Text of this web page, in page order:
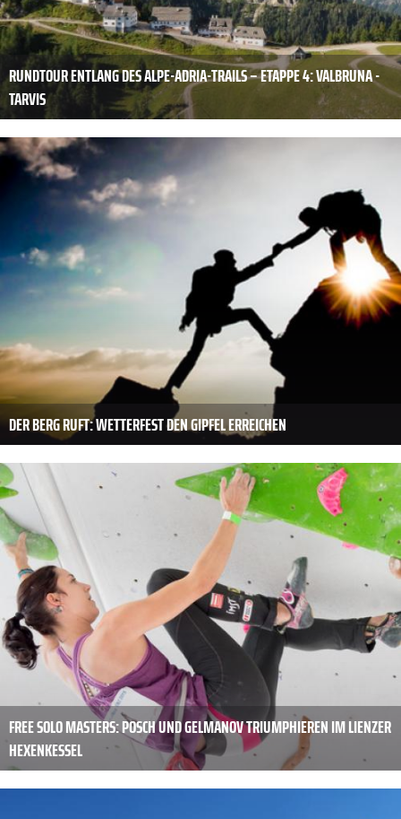
RUNDTOUR ENTLANG DES ALPE-ADRIA-TRAILS – ETAPPE 4: VALBRUNA -
TARVIS
DER BERG RUFT: WETTERFEST DEN GIPFEL ERREICHEN
FREE SOLO MASTERS: POSCH UND GELMANOV TRIUMPHIEREN IM LIENZER
HEXENKESSEL